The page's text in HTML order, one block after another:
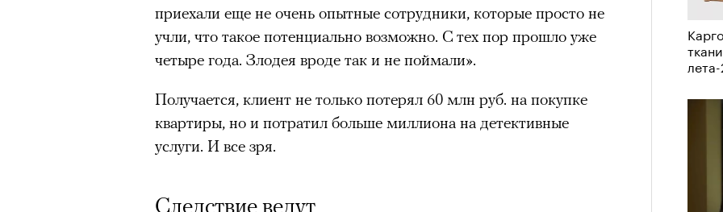
приехали еще не очень опытные сотрудники, которые просто не
учли, что такое потенциально возможно. С тех пор прошло уже
четыре года. Злодея вроде так и не поймали».
Получается, клиент не только потерял 60 млн руб. на покупке
квартиры, но и потратил больше миллиона на детективные
услуги. И все зря.
Следствие ведут
«РБК